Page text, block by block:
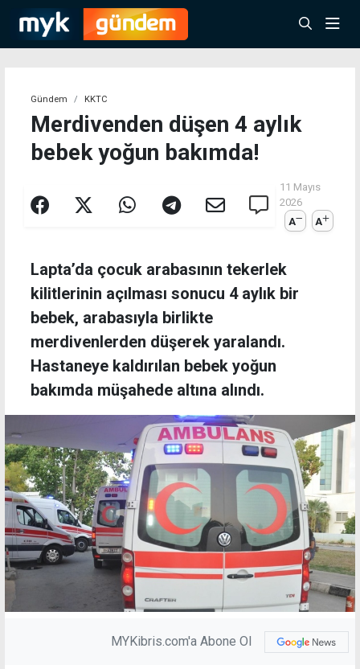
Gündem KKTC
Merdivenden düşen 4 aylık
bebek yoğun bakımda!
11 Mayıs
2026
A
A
Lapta’da çocuk arabasının tekerlek
kilitlerinin açılması sonucu 4 aylık bir
bebek, arabasıyla birlikte
merdivenlerden düşerek yaralandı.
Hastaneye kaldırılan bebek yoğun
bakımda müşahede altına alındı.
MYKibris.com'a Abone Ol